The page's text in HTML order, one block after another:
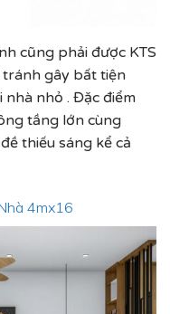
cũng phải được KTS
tránh gây bất tiện
nhà nhỏ . Đặc điểm
tầng lớn cùng
thiếu sáng kể cả
4mx16